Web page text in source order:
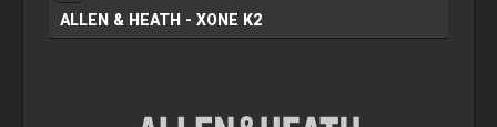
ALLEN & HEATH - XONE K2